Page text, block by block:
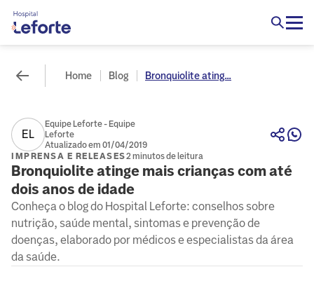
Home Blog Bronquiolite ating...
EL
Equipe Leforte - Equipe
Leforte
Atualizado em 01/04/2019
IMPRENSA E RELEASES2 minutos de leitura
Bronquiolite atinge mais crianças com até
dois anos de idade
Conheça o blog do Hospital Leforte: conselhos sobre
nutrição, saúde mental, sintomas e prevenção de
doenças, elaborado por médicos e especialistas da área
da saúde.